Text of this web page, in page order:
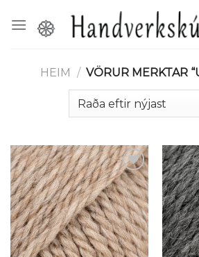
HEIM / VÖRUR MERKTAR
Setja á
óskalista